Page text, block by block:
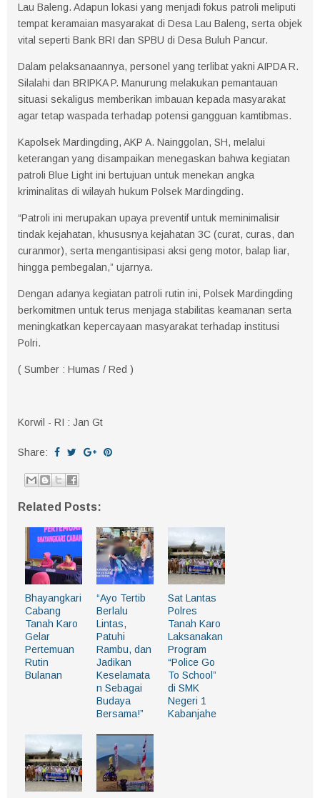
Lau Baleng. Adapun lokasi yang menjadi fokus patroli meliputi
tempat keramaian masyarakat di Desa Lau Baleng, serta objek
vital seperti Bank BRI dan SPBU di Desa Buluh Pancur.
Dalam pelaksanaannya, personel yang terlibat yakni AIPDA R.
Silalahi dan BRIPKA P. Manurung melakukan pemantauan
situasi sekaligus memberikan imbauan kepada masyarakat
agar tetap waspada terhadap potensi gangguan kamtibmas.
Kapolsek Mardingding, AKP A. Nainggolan, SH, melalui
keterangan yang disampaikan menegaskan bahwa kegiatan
patroli Blue Light ini bertujuan untuk menekan angka
kriminalitas di wilayah hukum Polsek Mardingding.
“Patroli ini merupakan upaya preventif untuk meminimalisir
tindak kejahatan, khususnya kejahatan 3C (curat, curas, dan
curanmor), serta mengantisipasi aksi geng motor, balap liar,
hingga pembegalan,” ujarnya.
Dengan adanya kegiatan patroli rutin ini, Polsek Mardingding
berkomitmen untuk terus menjaga stabilitas keamanan serta
meningkatkan kepercayaan masyarakat terhadap institusi
Polri.
( Sumber : Humas / Red )
Korwil - RI : Jan Gt
Share:
Related Posts:
Bhayangkari
Cabang
Tanah Karo
Gelar
Pertemuan
Rutin
Bulanan
“Ayo Tertib
Berlalu
Lintas,
Patuhi
Rambu, dan
Jadikan
Keselamata
n Sebagai
Budaya
Bersama!”
Sat Lantas
Polres
Tanah Karo
Laksanakan
Program
“Police Go
To School”
di SMK
Negeri 1
Kabanjahe